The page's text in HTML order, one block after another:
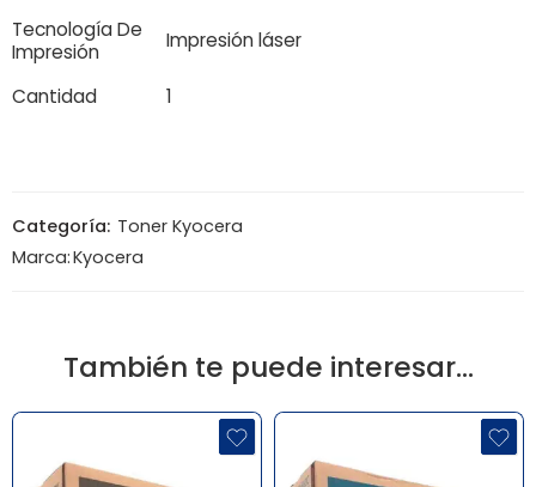
Tecnología De
Impresión
Impresión láser
Cantidad 1
Categoría: Toner Kyocera
Marca:Kyocera
También te puede interesar…